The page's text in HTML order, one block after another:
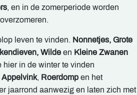
, en in de zomerperiode worden
leven te vinden. Nonnetjes, Grote
Wilde en Kleine Zwanen
in de winter te vinden
Appelvink, Roerdomp en het
jaarrond aanwezig en laten zich met